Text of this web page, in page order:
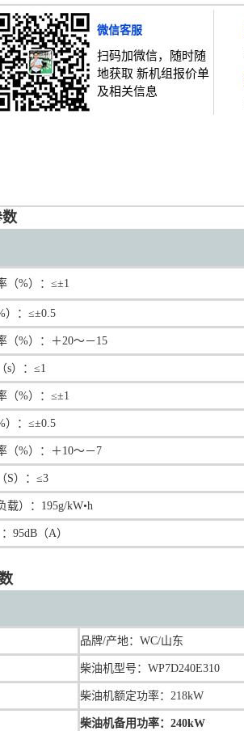
微信客服
扫码加微信，随时随
地获取 新机组报价单
及相关信息
（%）：≤±1
）：≤±0.5
（%）：＋20～－15
s）：≤1
（%）：≤±1
）：≤±0.5
（%）：＋10～－7
S）：≤3
载）：195g/kW•h
95dB（A）
品牌/产地：WC/山东
柴油机型号：WP7D240E310
柴油机额定功率：218kW
柴油机备用功率：240kW